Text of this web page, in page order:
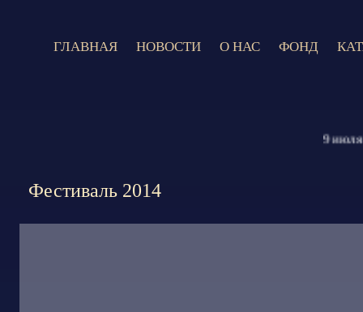
9 июля
ГЛАВНАЯ НОВОСТИ О НАС ФОНД
Фестиваль 2014